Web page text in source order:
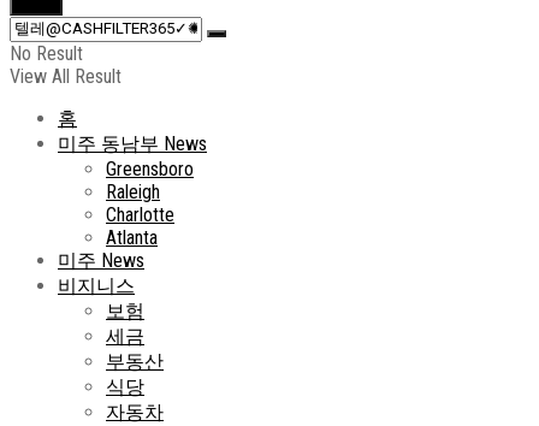
No Result
View All Result
홈
미주 동남부 News
Greensboro
Raleigh
Charlotte
Atlanta
미주 News
비지니스
보험
세금
부동산
식당
자동차